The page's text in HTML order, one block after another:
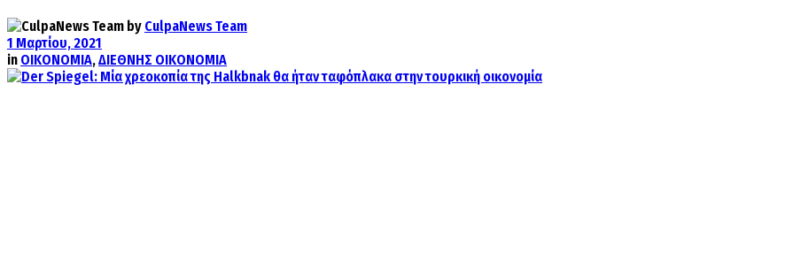
by CulpaNews Team
1 Μαρτίου, 2021
in ΟΙΚΟΝΟΜΙΑ,ΔΙΕΘΝΗΣ ΟΙΚΟΝΟΜΙΑ